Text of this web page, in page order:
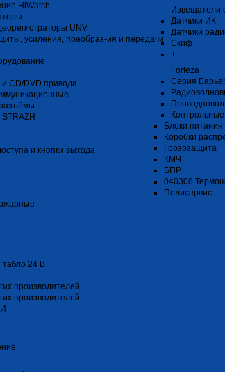
HiWatch
UNV
усиления, преобраз-ия и передачи
CD/DVD привода
и кнопки выхода
Извещатели
Датчики ИК
Датчики
Скиф
+
Forteza
Серия
Блоки питания
Коробки
Грозозащита
КМЧ
БПР
040308
Полисервис
табло 24 В
производителей
производителей